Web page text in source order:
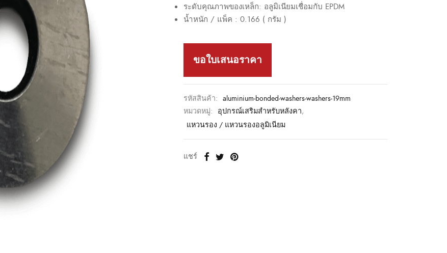
ระดับคุณภาพของเหล็ก: อลูมิเนียมเชื่อมกับ EPDM
น้ำหนัก / แพ็ค : 0.166 ( กรัม )
ขอใบเสนอราคา
รหัสสินค้า: aluminium-bonded-washers-washers-19mm
หมวดหมู่: อุปกรณ์เสริมสำหรับหลังคา,
แหวนรอง / แหวนรองอลูมิเนียม
แชร์